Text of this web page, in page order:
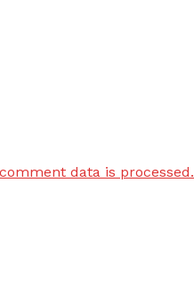
data is processed.